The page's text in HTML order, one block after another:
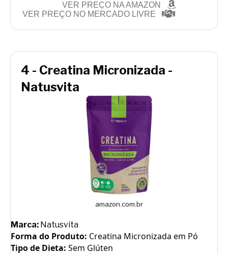
VER PREÇO NA AMAZON
VER PREÇO NO MERCADO LIVRE
4 - Creatina Micronizada -
Natusvita
amazon.com.br
Marca: Natusvita
Forma do Produto: Creatina Micronizada em Pó
Tipo de Dieta: Sem Glúten